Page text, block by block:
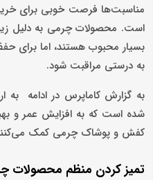
مناسبت‌ها فرصت خوبی برای
است. محصولات چرمی به دلیل
بسیار محبوب هستند، اما برای
به درستی مراقبت شود.
به گزارش کاماپرس در ادامه به
شده است که به افزایش عمر و
کفش و پوشاک چرمی کمک
تمیز کردن منظم محصولات